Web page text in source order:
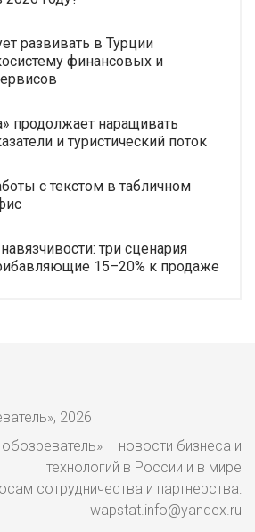
развивать в Турции
финансовых и
продолжает наращивать
и туристический поток
с текстом в табличном
три сценария
15–20% к продаже
2026
– новости бизнеса и
технологий в России и в мире
сотрудничества и партнерства:
wapstat.info@yandex.ru